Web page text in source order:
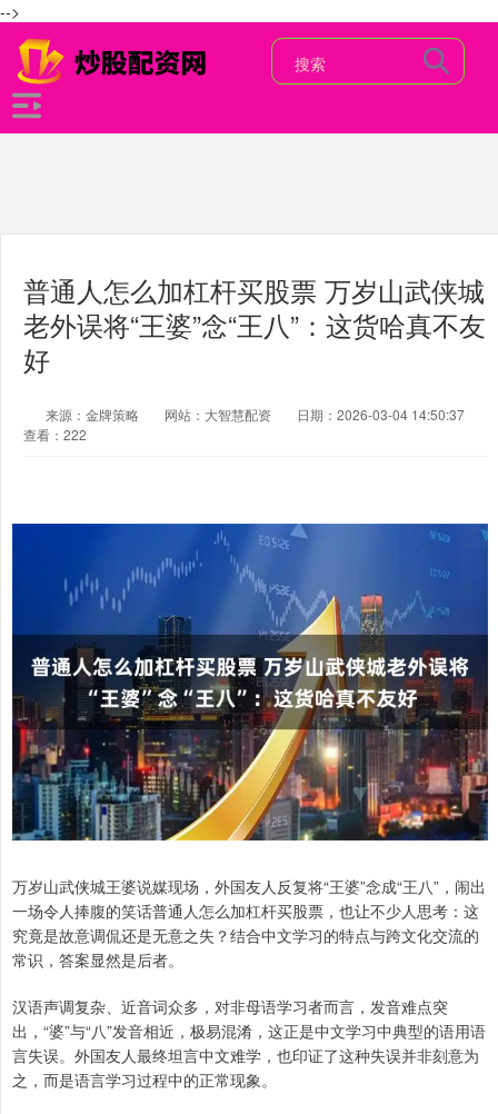
-->
普通人怎么加杠杆买股票 万岁山武侠城
老外误将“王婆”念“王八”：这货哈真不友
好
来源：金牌策略 网站：大智慧配资
日期：2026-03-04 14:50:37
查看：222
万岁山武侠城王婆说媒现场，外国友人反复将“王婆”念成“王八”，闹出
一场令人捧腹的笑话普通人怎么加杠杆买股票，也让不少人思考：这
究竟是故意调侃还是无意之失？结合中文学习的特点与跨文化交流的
常识，答案显然是后者。
汉语声调复杂、近音词众多，对非母语学习者而言，发音难点突
出，“婆”与“八”发音相近，极易混淆，这正是中文学习中典型的语用语
言失误。外国友人最终坦言中文难学，也印证了这种失误并非刻意为
之，而是语言学习过程中的正常现象。